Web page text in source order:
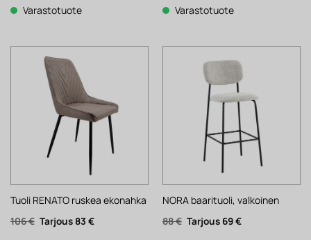
124 €.
Varastotuote 124 €.
Varastotuote
Tuoli RENATO ruskea ekonahka
106€ Alkuperäinen
hinta
83 €Nykyinen
NORA baarituoli, valkoinen
88€ Alkuperäinen
hinta
69€Nykyinen